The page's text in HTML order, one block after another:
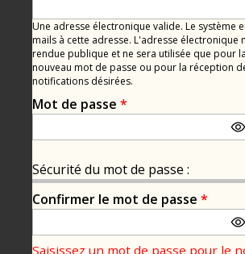
Une adresse électronique valide. Le système
mails à cette adresse. L'adresse électronique
rendue publique et ne sera utilisée que pour
nouveau mot de passe ou pour la réception
notifications désirées.
Mot de passe *
Sécurité du mot de passe :
Confirmer le mot de passe *
Saisissez un mot de passe pour le